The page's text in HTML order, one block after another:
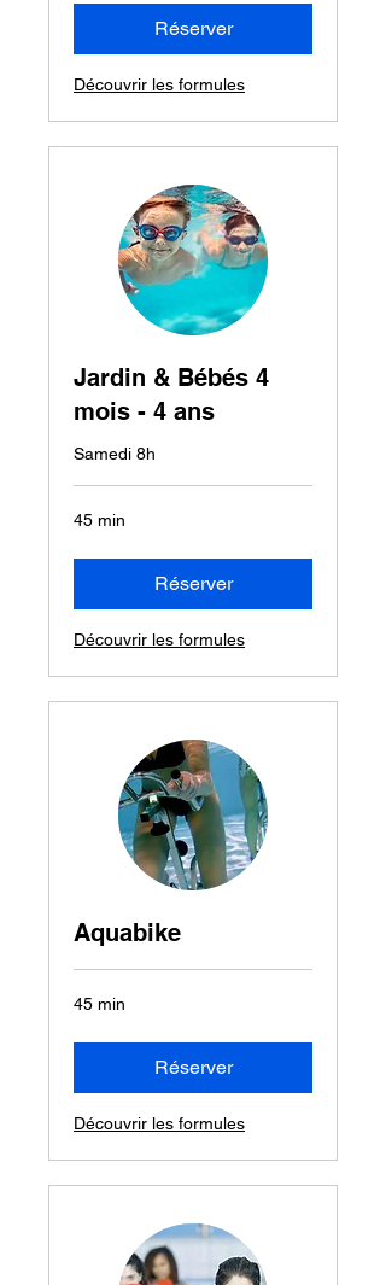
Réserver
Découvrir les formules
Jardin & Bébés 4
mois - 4 ans
Samedi 8h
45 min
Réserver
Découvrir les formules
Aquabike
45 min
Réserver
Découvrir les formules